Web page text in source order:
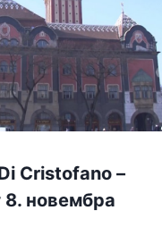
Cristofano –
8. новембра